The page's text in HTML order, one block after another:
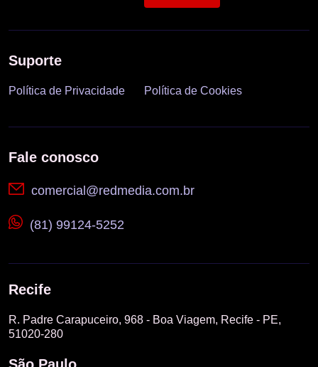
Suporte
Política de Privacidade Política de Cookies
Fale conosco
comercial@redmedia.com.br
(81) 99124-5252
Recife
R. Padre Carapuceiro, 968 - Boa Viagem, Recife - PE,
51020-280